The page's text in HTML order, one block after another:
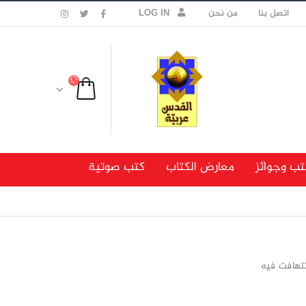
اتصل بنا من نحن LOG IN
وجوائز معارض الكتاب كتب صوتية
فيه